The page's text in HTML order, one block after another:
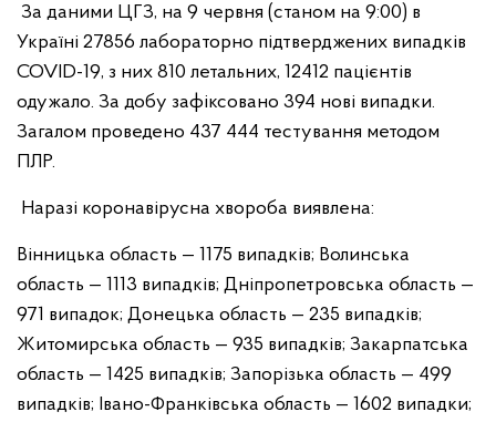
За даними ЦГЗ, на 9 червня (станом на 9:00) в
Україні 27856 лабораторно підтверджених випадків
COVID-19, з них 810 летальних, 12412 пацієнтів
одужало. За добу зафіксовано 394 нові випадки.
Загалом проведено 437 444 тестування методом
ПЛР.
Наразі коронавірусна хвороба виявлена:
Вінницька область — 1175 випадків; Волинська
область — 1113 випадків; Дніпропетровська область —
971 випадок; Донецька область — 235 випадків;
Житомирська область — 935 випадків; Закарпатська
область — 1425 випадків; Запорізька область — 499
випадків; Івано-Франківська область — 1602 випадки;